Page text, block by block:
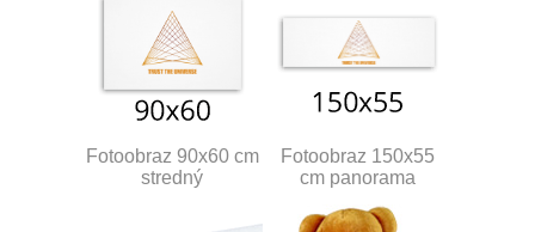
Fotoobraz 90x60 cm
stredný
Fotoobraz 150x55
cm panorama